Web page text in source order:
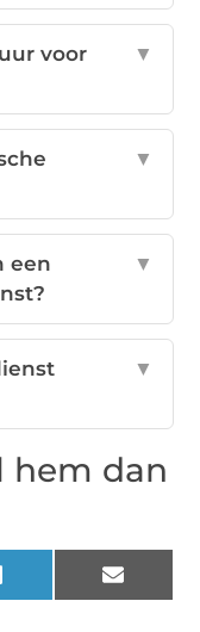
voor
▼
▼
een
▼
▼
hem dan
LinkedIn Email